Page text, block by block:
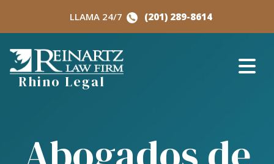
content
LLAMA 24/7 (201) 289-8614
Rhino Legal